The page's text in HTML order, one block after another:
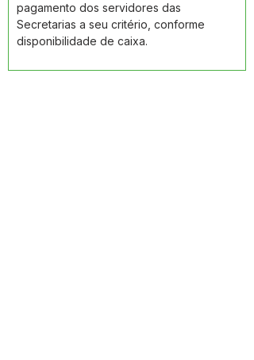
pagamento dos servidores das
Secretarias a seu critério, conforme
disponibilidade de caixa.